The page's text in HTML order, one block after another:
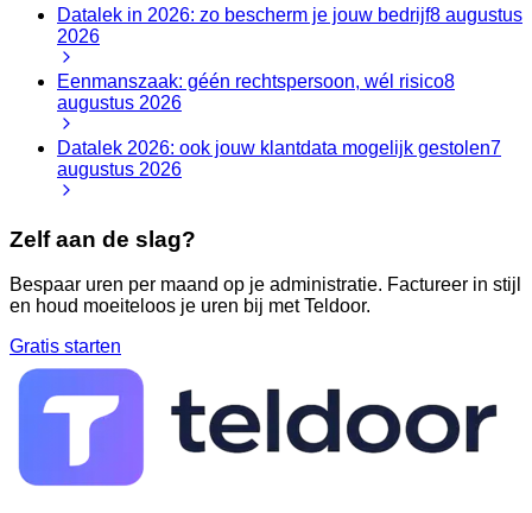
Datalek in 2026: zo bescherm je jouw bedrijf8 augustus
2026
Eenmanszaak: géén rechtspersoon, wél risico8
augustus 2026
Datalek 2026: ook jouw klantdata mogelijk gestolen7
augustus 2026
Zelf aan de slag?
Bespaar uren per maand op je administratie. Factureer in stijl
en houd moeiteloos je uren bij met Teldoor.
Gratis starten